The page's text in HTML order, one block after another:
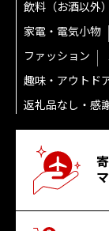
飲料（お酒以外）
家電・電気小物
ファッション
趣味・アウトド
返礼品なし・感